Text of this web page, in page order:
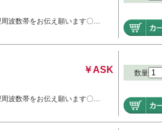
波数帯をお伝え願います〇…
￥ASK
波数帯をお伝え願います〇…
数量